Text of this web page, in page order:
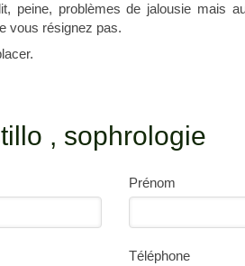
peine, problèmes de jalousie mais
vous résignez pas.
, sophrologie
Prénom
Téléphone